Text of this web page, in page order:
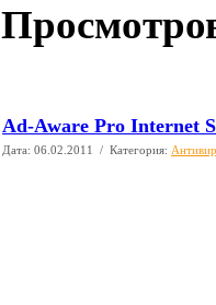
Ad-Aware Pro Internet
Дата: 06.02.2011 / Категория: